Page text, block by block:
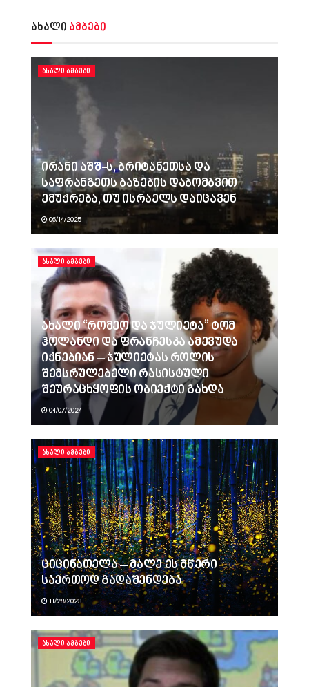
ახალი ამბები
ᲐᲮᲐᲚᲘ ᲐᲛᲑᲔᲑᲘ
ირანი აშშ-ს, ბრიტანეთსა და
საფრანგეთს ბაზების დაბომბვით
ემუქრება, თუ ისრაელს დაიცავენ
06/14/2025
ᲐᲮᲐᲚᲘ ᲐᲛᲑᲔᲑᲘ
ახალი “რომეო და ჯულიეტა” ტომ
ჰოლანდი და ფრანჩესკა ამევუდა
იქნებიან – ჯულიეტას როლის
შემსრულებელი რასისტული
შეურაცხყოფის ობიექტი გახდა
04/07/2024
ᲐᲮᲐᲚᲘ ᲐᲛᲑᲔᲑᲘ
ციცინათელა – მალე ეს მწერი
საერთოდ გადაშენდება
11/28/2023
ᲐᲮᲐᲚᲘ ᲐᲛᲑᲔᲑᲘ